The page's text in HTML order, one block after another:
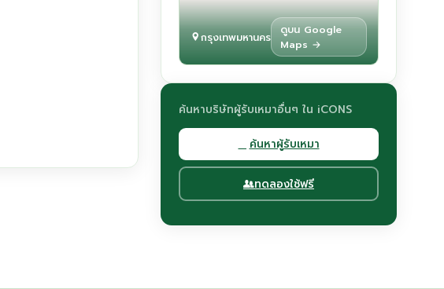
กรุงเทพมหานคร
ดูบน Google
Maps →
ค้นหาบริษัทผู้รับเหมาอื่นๆ ใน iCONS
ค้นหาผู้รับเหมา
ทดลองใช้ฟรี